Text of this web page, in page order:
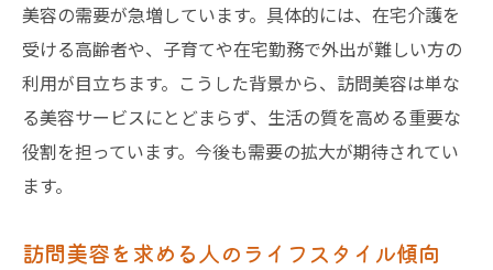
美容の需要が急増しています。具体的には、在宅介護を
受ける高齢者や、子育てや在宅勤務で外出が難しい方の
利用が目立ちます。こうした背景から、訪問美容は単な
る美容サービスにとどまらず、生活の質を高める重要な
役割を担っています。今後も需要の拡大が期待されてい
ます。
訪問美容を求める人のライフスタイル傾向